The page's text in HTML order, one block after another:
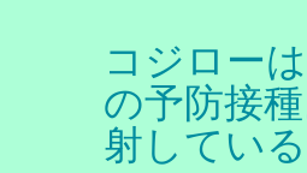
コジロー
の予防接
射してい